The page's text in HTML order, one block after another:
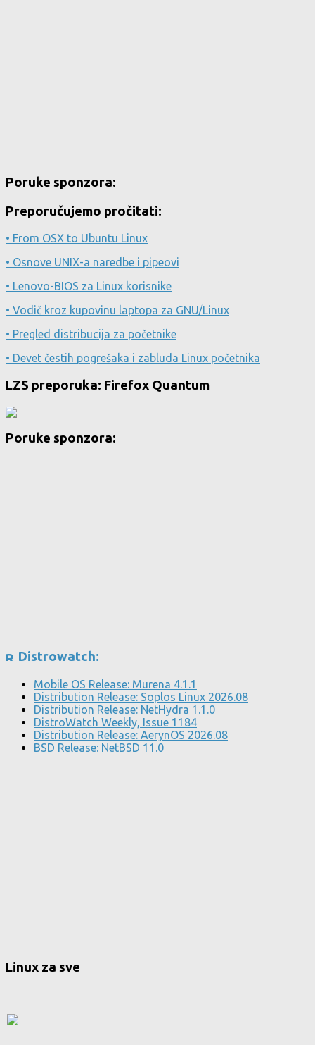
Poruke sponzora:
Preporučujemo pročitati:
• From OSX to Ubuntu Linux
• Osnove UNIX-a naredbe i pipeovi
• Lenovo-BIOS za Linux korisnike
• Vodič kroz kupovinu laptopa za GNU/Linux
• Pregled distribucija za početnike
• Devet čestih pogrešaka i zabluda Linux početnika
LZS preporuka: Firefox Quantum
Poruke sponzora:
Distrowatch:
Mobile OS Release: Murena 4.1.1
Distribution Release: Soplos Linux 2026.08
Distribution Release: NetHydra 1.1.0
DistroWatch Weekly, Issue 1184
Distribution Release: AerynOS 2026.08
BSD Release: NetBSD 11.0
Linux za sve